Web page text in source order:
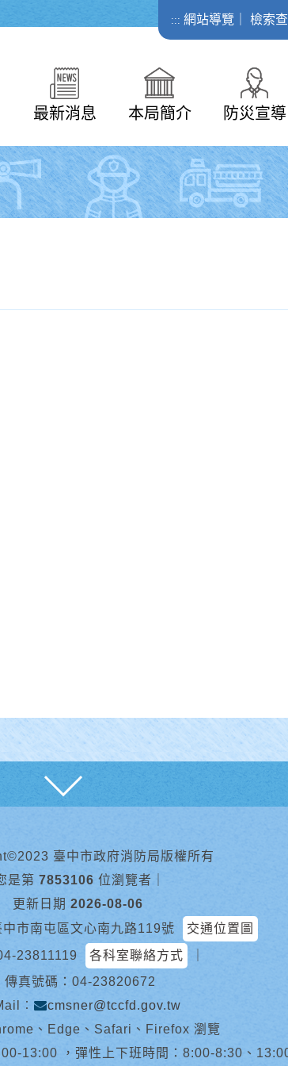
::: 網站導覽 檢索
最新消息 本局簡介 防災宣導
臺中市政府消防局版權所有
是第 7853106 位瀏覽者
更新日期 2026-08-06
市南屯區文心南九路119號
交通位置圖
23811119 各科室聯絡方式
傳真號碼：04-23820672
cmsner@tccfd.gov.tw
、Edge、Safari、Firefox 瀏覽
13:00 ，彈性上下班時間：8:00-8:30、